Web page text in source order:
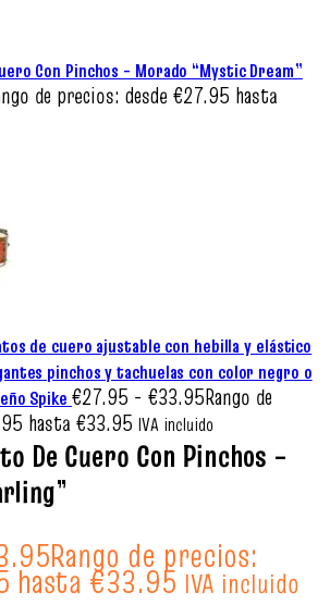
Con Pinchos – Morado “Mystic Dream”
de precios: desde €27.95 hasta
de cuero ajustable con hebilla y elástico
pinchos y tachuelas con color negro o
Spike €27.95 - €33.95Rango de
hasta €33.95 IVA incluido
De Cuero Con Pinchos –
Rango de precios:
hasta €33.95 IVA incluido